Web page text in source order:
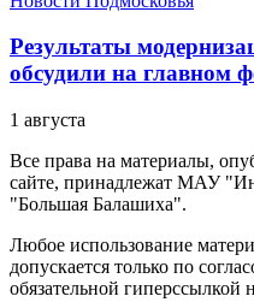
Результаты
обсудили на главном
1 августа
Все права на материалы,
сайте, принадлежат МАУ
"Большая Балашиха".
Любое использование
допускается только по
обязательной гиперссылкой